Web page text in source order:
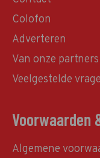
Colofon
Adverteren
Van onze partners
Veelgestelde
Voorwaarden
Algemene